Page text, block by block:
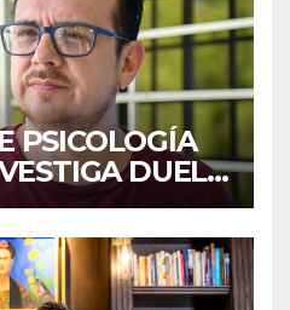
PSICOLOGÍA
DUELO
SOBRECARGA
DE